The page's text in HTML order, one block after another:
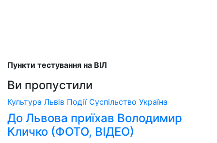
Пункти тестування на ВІЛ
Ви пропустили
Культура Львів Події Суспільство Україна
До Львова приїхав Володимир
Кличко (ФОТО, ВІДЕО)